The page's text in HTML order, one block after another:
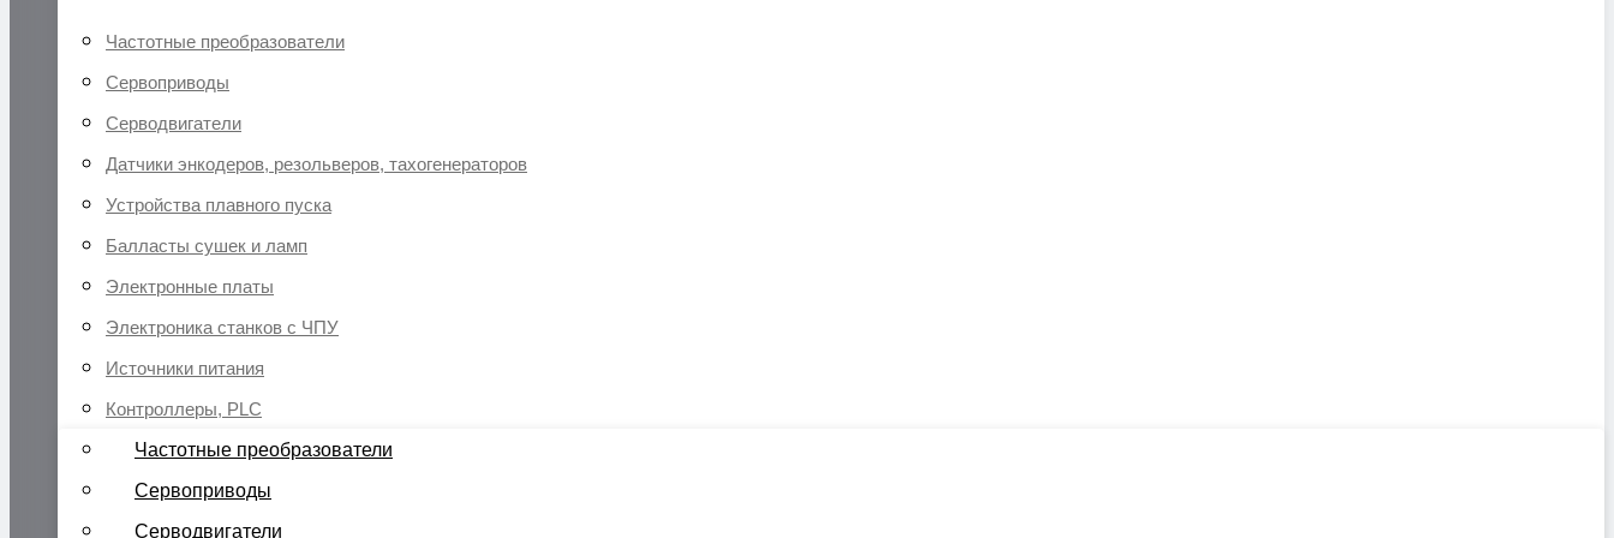
Частотные преобразователи
Сервоприводы
Серводвигатели
Датчики энкодеров, резольверов, тахогенераторов
Устройства плавного пуска
Балласты сушек и ламп
Электронные платы
Электроника станков с ЧПУ
Источники питания
Контроллеры, PLC
Частотные преобразователи
Сервоприводы
Серводвигатели